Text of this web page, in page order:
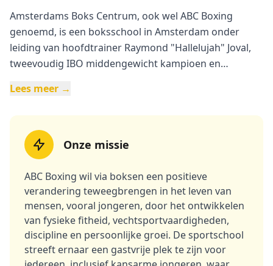
Amsterdams Boks Centrum, ook wel ABC Boxing
genoemd, is een boksschool in Amsterdam onder
leiding van hoofdtrainer Raymond "Hallelujah" Joval,
tweevoudig IBO middengewicht kampioen en
boksen en kickboksen voor alle leeftijden en niveaus,
senioren (55+), dames-only non-contact kickboksen en
professionele vechterstraining. ABC Boxing richt zich
op fysieke en mentale transformatie door middel van
boksen, discipline, teamwork en zelfvertrouwen. Naast
recreatieve trainingen ondersteunt ABC Boxing
getalenteerde sporters richting Olympisch en
professioneel boksen. De sportschool staat tevens
open voor kansarme jongeren en promoot respect,
eerlijkheid en persoonlijke groei. Flexibele
Lees meer →
Onze missie
ABC Boxing wil via boksen een positieve
verandering teweegbrengen in het leven van
mensen, vooral jongeren, door het ontwikkelen
van fysieke fitheid, vechtsportvaardigheden,
discipline en persoonlijke groei. De sportschool
streeft ernaar een gastvrije plek te zijn voor